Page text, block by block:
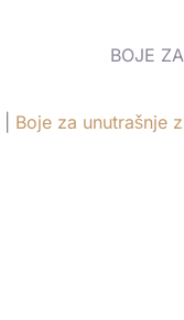
BOJE
Boje za unutrašnje